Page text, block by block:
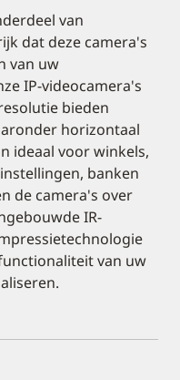
van
dat deze camera's
van uw
IP-videocamera's
bieden
horizontaal
ideaal voor winkels,
banken
de camera's over
IR-
van uw